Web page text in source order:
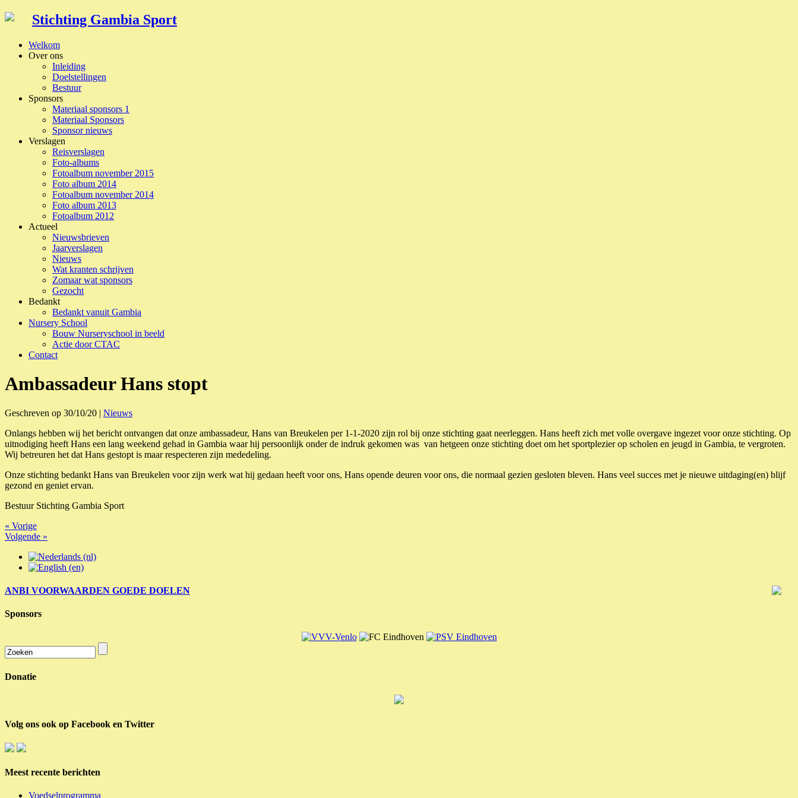
Stichting Gambia Sport
Welkom
Over ons
Inleiding
Doelstellingen
Bestuur
Sponsors
Materiaal sponsors 1
Materiaal Sponsors
Sponsor nieuws
Verslagen
Reisverslagen
Foto-albums
Fotoalbum november 2015
Foto album 2014
Fotoalbum november 2014
Foto album 2013
Fotoalbum 2012
Actueel
Nieuwsbrieven
Jaarverslagen
Nieuws
Wat kranten schrijven
Zomaar wat sponsors
Gezocht
Bedankt
Bedankt vanuit Gambia
Nursery School
Bouw Nurseryschool in beeld
Actie door CTAC
Contact
Ambassadeur Hans stopt
Geschreven op 30/10/20 | Nieuws
Onlangs hebben wij het bericht ontvangen dat onze ambassadeur, Hans van Breukelen per 1-1-2020 zijn rol bij onze stichting gaat neerleggen. Hans heeft zich met volle overgave ingezet voor onze stichting. Op
uitnodiging heeft Hans een lang weekend gehad in Gambia waar hij persoonlijk onder de indruk gekomen was van hetgeen onze stichting doet om het sportplezier op scholen en jeugd in Gambia, te vergroten.
Wij betreuren het dat Hans gestopt is maar respecteren zijn mededeling.
Onze stichting bedankt Hans van Breukelen voor zijn werk wat hij gedaan heeft voor ons, Hans opende deuren voor ons, die normaal gezien gesloten bleven. Hans veel succes met je nieuwe uitdaging(en) blijf
gezond en geniet ervan.
Bestuur Stichting Gambia Sport
« Vorige
Volgende »
ANBI VOORWAARDEN GOEDE DOELEN
Sponsors
Donatie
Volg ons ook op Facebook en Twitter
Meest recente berichten
Voedselprogramma